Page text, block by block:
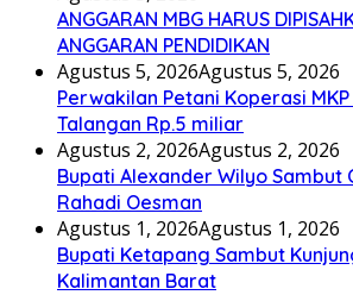
ANGGARAN MBG HARUS
ANGGARAN PENDIDIKAN
Agustus 5, 2026Agustus 5, 2026
Perwakilan Petani Koperasi
Talangan Rp.5 miliar
Agustus 2, 2026Agustus 2, 2026
Bupati Alexander Wilyo Sambut
Rahadi Oesman
Agustus 1, 2026Agustus 1, 2026
Bupati Ketapang Sambut
Kalimantan Barat